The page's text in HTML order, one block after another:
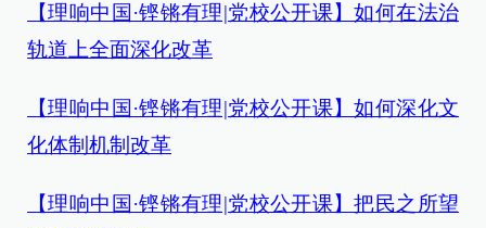
【理响中国·铿锵有理|党校公开课】如何在法治
轨道上全面深化改革
【理响中国·铿锵有理|党校公开课】如何深化文
化体制机制改革
【理响中国·铿锵有理|党校公开课】把民之所望